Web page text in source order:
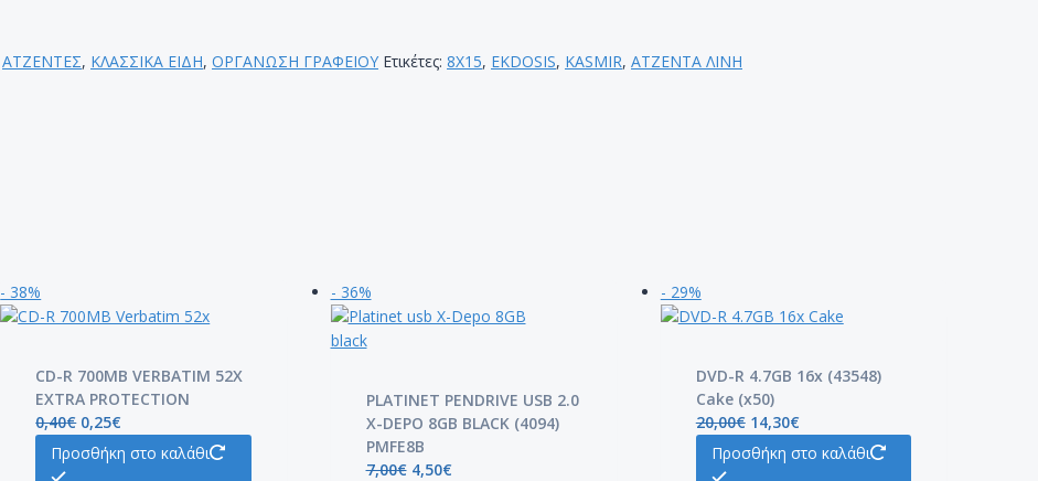
ΑΤΖΕΝΤΕΣ, ΚΛΑΣΣΙΚΑ ΕΙΔΗ, ΟΡΓΑΝΩΣΗ ΓΡΑΦΕΙΟΥ Ετικέτες: 8Χ15, EKDOSIS, KASMIR, ΑΤΖΕΝΤΑ ΛΙΝΗ
- 38%
CD-R 700MB VERBATIM 52X
EXTRA PROTECTION
0,40€ 0,25€
Προσθήκη στο καλάθι
- 36%
PLATINET PENDRIVE USB 2.0
X-DEPO 8GB BLACK (4094)
PMFE8B
7,00€ 4,50€
- 29%
DVD-R 4.7GB 16x (43548)
Cake (x50)
20,00€ 14,30€
Προσθήκη στο καλάθι